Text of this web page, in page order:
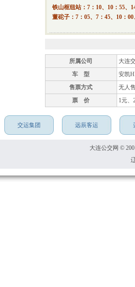
铁山枢纽站：7：10、10：55、
董砣子：7：05、7：45、10：00
所属公司
大连
车 型
安凯
售票方式
无人
票 价
1元、
交运集团 远辰客运
大连公交网 ©